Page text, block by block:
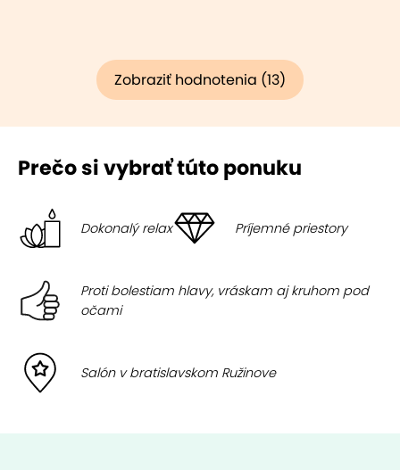
Zobraziť hodnotenia (13)
Prečo si vybrať túto ponuku
Dokonalý relax Príjemné priestory
Proti bolestiam hlavy, vráskam aj kruhom pod
očami
Salón v bratislavskom Ružinove